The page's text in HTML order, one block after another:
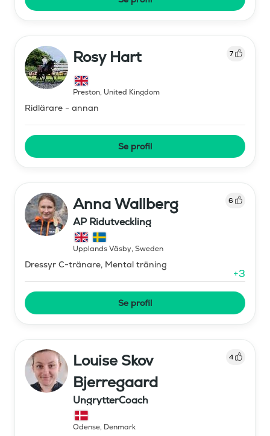
Rosy Hart 7
Preston, United Kingdom
Ridlärare - annan
Se profil
Anna Wallberg 6
AP Ridutveckling
Upplands Väsby, Sweden
Dressyr C-tränare, Mental träning
+3
Se profil
Louise Skov
Bjerregaard
4
UngrytterCoach
Odense, Denmark